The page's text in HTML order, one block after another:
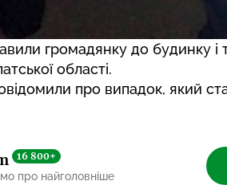
громадянку до будинку і
області.
про випадок, який
16 800+
про найголовніше